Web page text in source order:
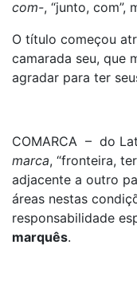
com-, “junto, com”,
O título começou
camarada seu, que
agradar para ter
COMARCA – do
marca, “fronteira,
adjacente a outro
áreas nestas
responsabilidade
marquês.